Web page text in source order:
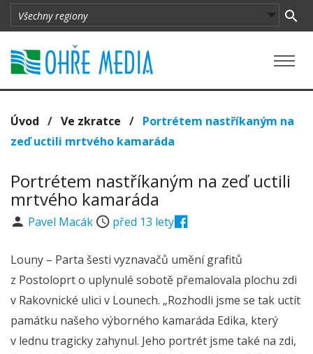
Úvod / Ve zkratce / Portrétem nastříkaným na
zeď uctili mrtvého kamaráda
Portrétem nastříkaným na zeď uctili
mrtvého kamaráda
Pavel Macák před 13 lety
Louny – Parta šesti vyznavačů umění grafitů
z Postoloprt o uplynulé sobotě přemalovala plochu zdi
v Rakovnické ulici v Lounech. „Rozhodli jsme se tak uctít
památku našeho výborného kamaráda Edika, který
v lednu tragicky zahynul. Jeho portrét jsme také na zdi,